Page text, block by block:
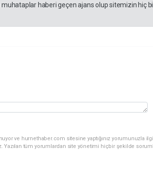
haberi geçen ajans olup sitemizin hiç
ve hurnethaber.com sitesine yaptığınız yorumunuzla
Yazılan tüm yorumlardan site yönetimi hiçbir şekilde